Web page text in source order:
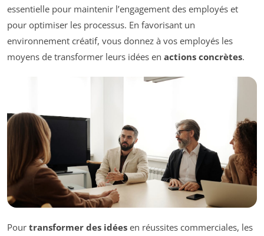
essentielle pour maintenir l’engagement des employés et
pour optimiser les processus. En favorisant un
environnement créatif, vous donnez à vos employés les
moyens de transformer leurs idées en actions concrètes.
Pour transformer des idées en réussites commerciales, les